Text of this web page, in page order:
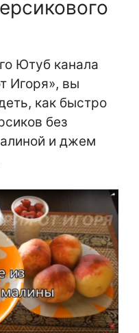
Ютуб канала
Игоря», вы
как быстро
без
и джем